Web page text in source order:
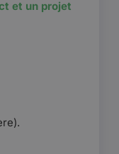
et un projet